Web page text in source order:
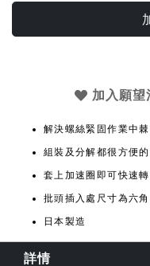
加入願望
解決螺絲緊固作業中
組裝及分解都很方便的
套上加速圈即可快速
批頭插入處尺寸為六
日本製造
詳情